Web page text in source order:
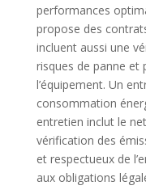
performances
propose des
incluent aussi une
risques de panne et
l’équipement. Un
consommation
entretien inclut le
vérification des
et respectueux de
aux obligations